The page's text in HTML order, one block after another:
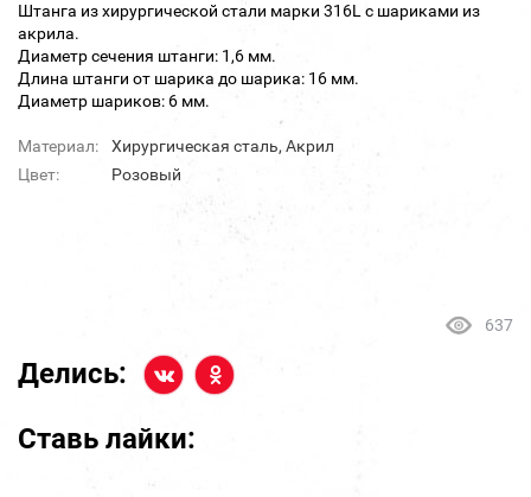
Штанга из хирургической стали марки 316L с шариками из
акрила.
Диаметр сечения штанги: 1,6 мм.
Длина штанги от шарика до шарика: 16 мм.
Диаметр шариков: 6 мм.
Материал:
Хирургическая сталь, Акрил
Цвет:
Розовый
637
Делись:
Ставь лайки: